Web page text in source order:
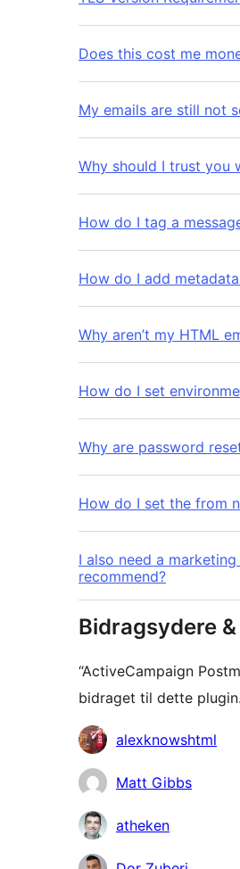
Does this cost me
My emails are still not
Why should I trust you
How do I tag a
How do I add
Why aren’t my HTML
How do I set
Why are password
How do I set the from
I also need a
recommend?
Bidragsydere
“ActiveCampaign
bidraget til dette plugin.
Bidragsydere
alexknowshtml
Matt Gibbs
atheken